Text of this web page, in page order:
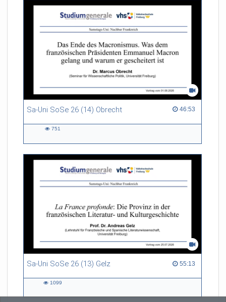
Sa-Uni SoSe 26 (14) Obrecht 46:53
46:53 duration
751
Sa-Uni SoSe 26 (13) Gelz 55:13
55:13 duration
1099